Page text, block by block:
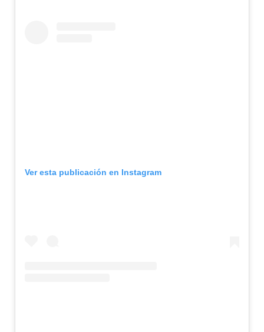
Ver esta publicación en Instagram